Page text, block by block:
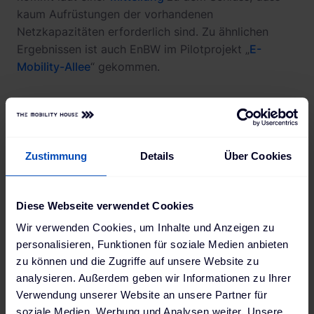
Zustimmung Details Über Cookies
Diese Webseite verwendet Cookies
Wir verwenden Cookies, um Inhalte und Anzeigen zu
personalisieren, Funktionen für soziale Medien anbieten
zu können und die Zugriffe auf unsere Website zu
analysieren. Außerdem geben wir Informationen zu Ihrer
Verwendung unserer Website an unsere Partner für
kaum Aufrüstungen der vorhandenen
Netzkapazitäten erforderlich sind. Zu ähnlichen
Ergebnissen ist auch EnBW im Pilotprojekt „ E-
Mobility-Allee“ gekommen.
Strom für Elektroauto
eine ausreichend große Fläche auf ihrem Dach oder
Grundstück verfügen, können mittels Photovoltaik
und einer Stationärbatterie als Pufferspeicher den
wesentlichen Teil des Energiebedarfs selbst decken.
Nicht nur für den Bedarf des Hauses und seiner